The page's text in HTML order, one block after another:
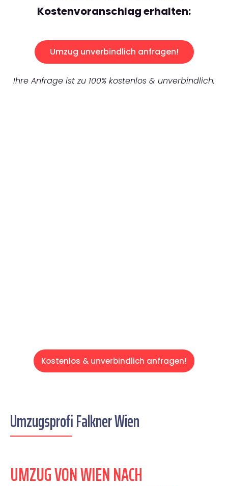
Kostenvoranschlag erhalten:
Umzug unverbindlich anfragen!
Ihre Anfrage ist zu 100% kostenlos & unverbindlich.
Kostenlos & unverbindlich anfragen!
Umzugsprofi Falkner Wien
UMZUG VON WIEN NACH